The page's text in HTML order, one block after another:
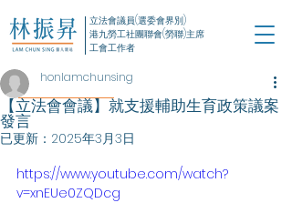
立法會議員(選委會界別)
港九勞工社團聯會(勞聯)主席
工會工作者
【立法會會議】就支援輔助生育政策議案
發言
honlamchunsing
已更新： 2025年3月3日
https://www.youtube.com/watch?
v=xnEUe0ZQDcg